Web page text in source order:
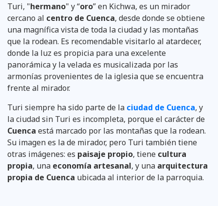
Turi, "hermano" y “oro” en Kichwa, es un mirador
cercano al centro de Cuenca, desde donde se obtiene
una magnífica vista de toda la ciudad y las montañas
que la rodean. Es recomendable visitarlo al atardecer,
donde la luz es propicia para una excelente
panorámica y la velada es musicalizada por las
armonías provenientes de la iglesia que se encuentra
frente al mirador.
Turi siempre ha sido parte de la ciudad de Cuenca, y
la ciudad sin Turi es incompleta, porque el carácter de
Cuenca está marcado por las montañas que la rodean.
Su imagen es la de mirador, pero Turi también tiene
otras imágenes: es paisaje propio, tiene cultura
propia, una economía artesanal, y una arquitectura
propia de Cuenca ubicada al interior de la parroquia.